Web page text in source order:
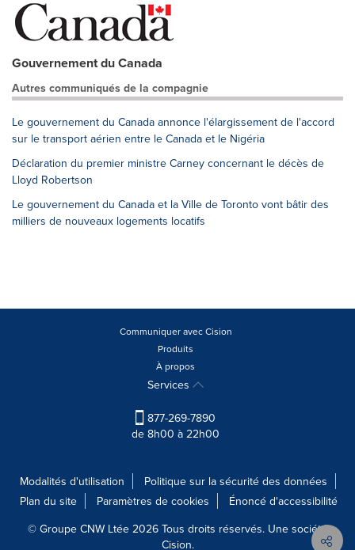
Gouvernement du Canada
Autres communiqués de la compagnie
Le gouvernement du Canada annonce l'élargissement de l'accord
sur le transport aérien entre le Canada et le Nigéria
Déclaration du premier ministre Carney concernant le décès de
Lloyd Robertson
Le gouvernement du Canada et la Ville de Toronto vont bâtir des
milliers de nouveaux logements locatifs
Communiquer avec Cision
Produits
À propos
Services
877-269-7890
de 8h00 à 22h00
Modalités d'utilisation
Politique sur la sécurité des données
Plan du site
Paramètres de cookies
Énoncé d'accessibilité
© Groupe CNW Ltée 2026 Tous droits réservés. Une société
Cision.